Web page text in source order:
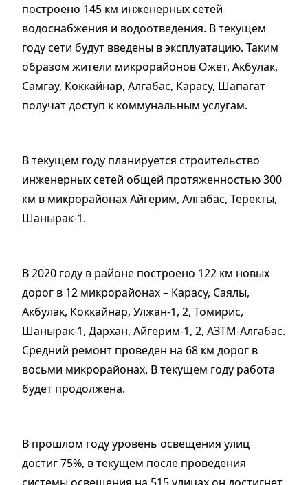
построено 145 км инженерных сетей
водоснабжения и водоотведения. В текущем
году сети будут введены в эксплуатацию. Таким
образом жители микрорайонов Ожет, Акбулак,
Самгау, Коккайнар, Алгабас, Карасу, Шапагат
получат доступ к коммунальным услугам.
В текущем году планируется строительство
инженерных сетей общей протяженностью 300
км в микрорайонах Айгерим, Алгабас, Теректы,
Шанырак-1.
В 2020 году в районе построено 122 км новых
дорог в 12 микрорайонах – Карасу, Саялы,
Акбулак, Коккайнар, Улжан-1, 2, Томирис,
Шанырак-1, Дархан, Айгерим-1, 2, АЗТМ-Алгабас.
Средний ремонт проведен на 68 км дорог в
восьми микрорайонах. В текущем году работа
будет продолжена.
В прошлом году уровень освещения улиц
достиг 75%, в текущем после проведения